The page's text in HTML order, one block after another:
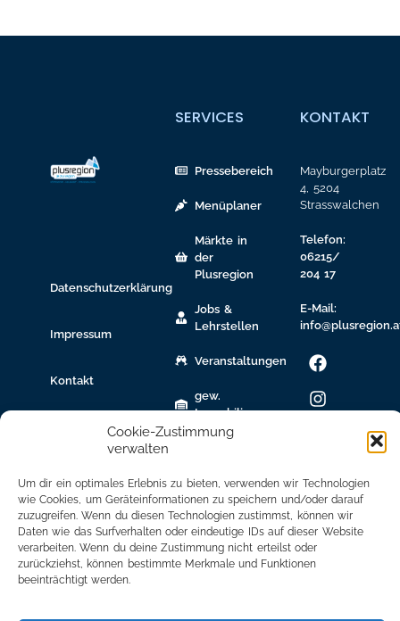
Cookie-Zustimmung
verwalten
Um dir ein optimales Erlebnis zu bieten, verwenden wir Technologien
wie Cookies, um Geräteinformationen zu speichern und/oder darauf
zuzugreifen. Wenn du diesen Technologien zustimmst, können wir
Daten wie das Surfverhalten oder eindeutige IDs auf dieser Website
verarbeiten. Wenn du deine Zustimmung nicht erteilst oder
zurückziehst, können bestimmte Merkmale und Funktionen
beeinträchtigt werden.
Datenschutzerklärung
Impressum
Kontakt
SERVICES
Pressebereich
Menüplaner
Märkte in
der
Plusregion
Jobs &
Lehrstellen
Veranstaltungen
gew.
Immobilien
Newsletter
Anmeldung
Mitglied
werden
KONTAKT
Mayburgerplatz
4, 5204
Strasswalchen
Telefon:
06215/
204 17
E-Mail: